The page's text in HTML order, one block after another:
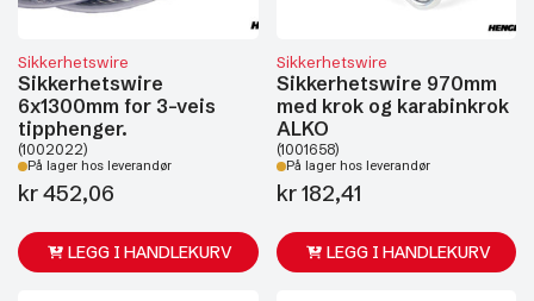
Sikkerhetswire
Sikkerhetswire
6x1300mm for 3-veis
tipphenger.
(1002022)
På lager hos leverandør
kr452,06
LEGG I HANDLEKURV
Sikkerhetswire
Sikkerhetswire 970mm
med krok og karabinkrok
ALKO
(1001658)
På lager hos leverandør
kr182,41
LEGG I HANDLEKURV